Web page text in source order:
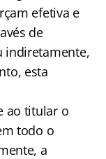
efetiva e
de
indiretamente,
esta
ao titular o
todo o
a